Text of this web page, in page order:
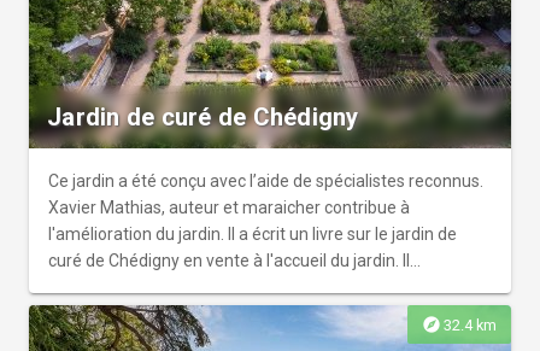
Jardin de curé de Chédigny
Ce jardin a été conçu avec l’aide de spécialistes reconnus.
Xavier Mathias, auteur et maraicher contribue à
l'amélioration du jardin. Il a écrit un livre sur le jardin de
curé de Chédigny en vente à l'accueil du jardin. Il
annuelles: décoratives, médicinales, aromatiques, des
arbustes ,des arbres fruitiers et un arbre Remarquable. Le
explore 32.4 km